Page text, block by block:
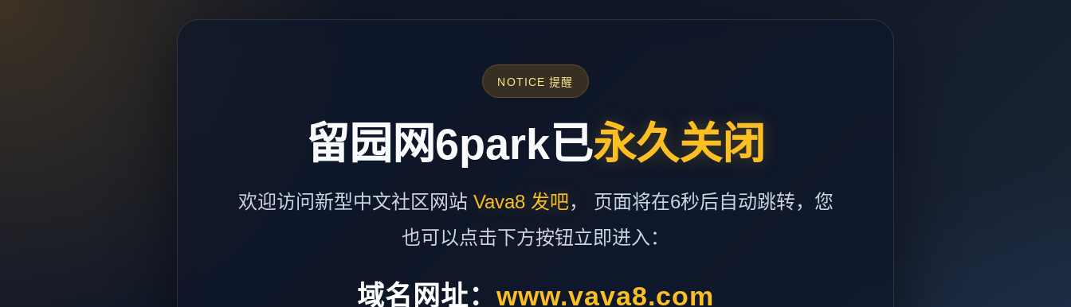
NOTICE 提醒
留园网6park已永久关闭
欢迎访问新型中文社区网站 Vava8 发吧， 页面将在6秒后自动跳转，您
也可以点击下方按钮立即进入：
域名网址： www.vava8.com